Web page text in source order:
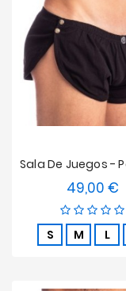
49,00 €
S M L